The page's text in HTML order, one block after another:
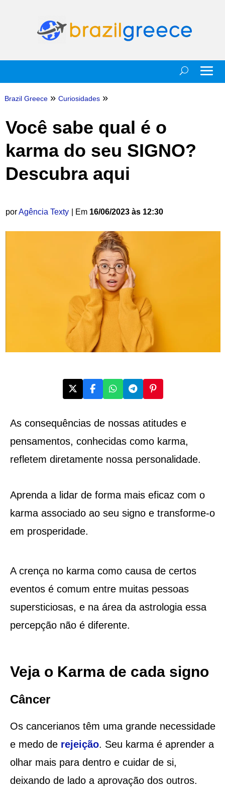
Brazil Greece » Curiosidades »
Você sabe qual é o
karma do seu SIGNO?
Descubra aqui
porAgência Texty | Em 16/06/2023 às 12:30
As consequências de nossas atitudes e
pensamentos, conhecidas como karma,
refletem diretamente nossa personalidade.
Aprenda a lidar de forma mais eficaz com o
karma associado ao seu signo e transforme-o
em prosperidade.
A crença no karma como causa de certos
eventos é comum entre muitas pessoas
supersticiosas, e na área da astrologia essa
percepção não é diferente.
Veja o Karma de cada signo
Câncer
Os cancerianos têm uma grande necessidade
e medo de rejeição. Seu karma é aprender a
olhar mais para dentro e cuidar de si,
deixando de lado a aprovação dos outros.